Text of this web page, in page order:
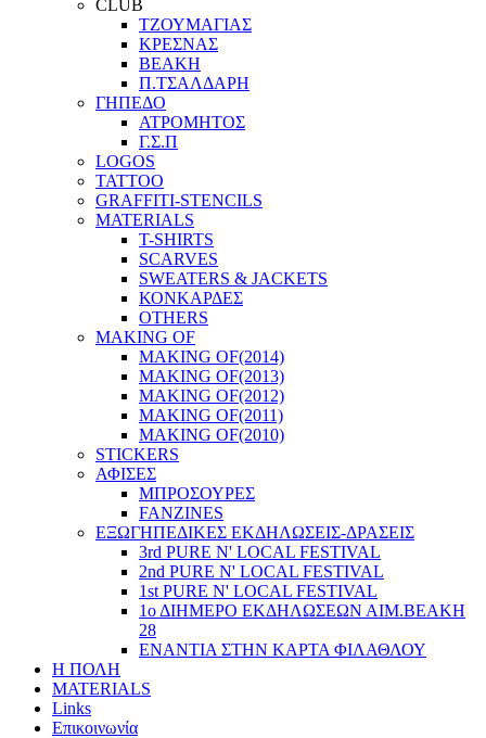
CLUB
ΤΖΟΥΜΑΓΙΑΣ
ΚΡΕΣΝΑΣ
ΒΕΑΚΗ
Π.ΤΣΑΛΔΑΡΗ
ΓΗΠΕΔΟ
ΑΤΡΟΜΗΤΟΣ
Γ.Σ.Π
LOGOS
TATTOO
GRAFFITI-STENCILS
MATERIALS
T-SHIRTS
SCARVES
SWEATERS & JACKETS
ΚΟΝΚΑΡΔΕΣ
OTHERS
MAKING OF
MAKING OF(2014)
MAKING OF(2013)
MAKING OF(2012)
MAKING OF(2011)
MAKING OF(2010)
STICKERS
ΑΦΙΣΕΣ
ΜΠΡΟΣΟΥΡΕΣ
FANZINES
ΕΞΩΓΗΠΕΔΙΚΕΣ EΚΔΗΛΩΣΕΙΣ-ΔΡΑΣΕΙΣ
3rd PURE N' LOCAL FESTIVAL
2nd PURE N' LOCAL FESTIVAL
1st PURE N' LOCAL FESTIVAL
1ο ΔΙΗΜΕΡΟ ΕΚΔΗΛΩΣΕΩΝ ΑΙΜ.ΒΕΑΚΗ
28
ΕΝΑΝΤΙΑ ΣΤΗΝ ΚΑΡΤΑ ΦΙΛΑΘΛΟΥ
Η ΠΟΛΗ
MATERIALS
Links
Επικοινωνία